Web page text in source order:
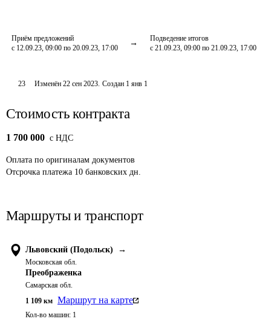
Приём предложений
с 12.09.23, 09:00 по 20.09.23, 17:00
Подведение итогов
с 21.09.23, 09:00 по 21.09.23, 17:00
23 Изменён22 сен 2023. Создан 1 янв 1
Стоимость контракта
1 700 000 c НДС
Оплата по оригиналам документов
Отсрочка платежа 10 банковских дн.
Маршруты и транспорт
Львовский (Подольск) →
Московская обл.
Преображенка
Самарская обл.
1 109 км Маршрут на карте
Кол-во машин: 1